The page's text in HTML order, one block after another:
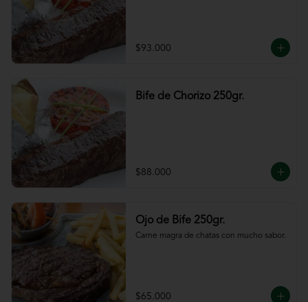
$93.000
Bife de Chorizo 250gr.
$88.000
Ojo de Bife 250gr.
Carne magra de chatas con mucho sabor.
$65.000